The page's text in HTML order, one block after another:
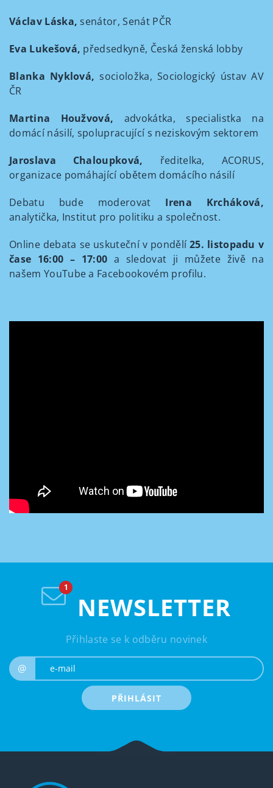
Václav Láska, senátor, Senát PČR
Eva Lukešová, předsedkyně, Česká ženská lobby
Blanka Nyklová, socioložka, Sociologický ústav AV
ČR
Martina Houžvová, advokátka, specialistka na
domácí násilí, spolupracující s neziskovým sektorem
Jaroslava Chaloupková, ředitelka, ACORUS,
organizace pomáhající obětem domácího násilí
Debatu bude moderovat Irena Krcháková,
analytička, Institut pro politiku a společnost.
Online debata se uskuteční v pondělí 25. listopadu v
čase 16:00 – 17:00 a sledovat ji můžete živě na
našem YouTube a Facebookovém profilu.
NEWSLETTER
Přihlaste se k odběru novinek
@
PŘIHLÁSIT